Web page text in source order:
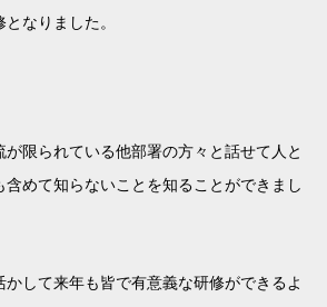
なりました。
が限られている他部署の方々と話せて人と
含めて知らないことを知ることができまし
して来年も皆で有意義な研修ができるよ